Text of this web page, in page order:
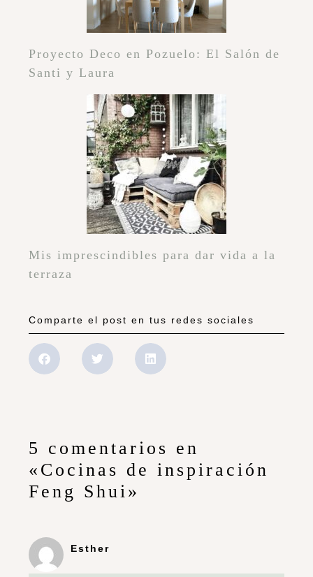
Proyecto Deco en Pozuelo: El Salón de
Santi y Laura
Mis imprescindibles para dar vida a la
terraza
Comparte el post en tus redes sociales
5 comentarios en
«Cocinas de inspiración
Feng Shui»
Esther